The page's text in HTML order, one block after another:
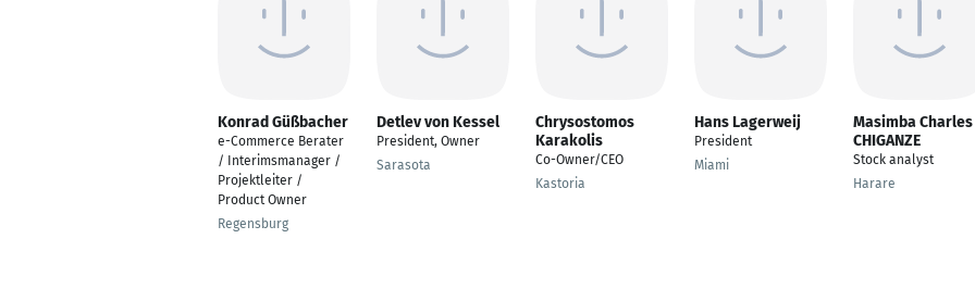
Konrad Güßbacher
e-Commerce Berater
/ Interimsmanager /
Projektleiter /
Product Owner
Regensburg
Detlev von Kessel
President, Owner
Sarasota
Chrysostomos
Karakolis
Co-Owner/CEO
Kastoria
Hans Lagerweij
President
Miami
Masimba Charles
CHIGANZE
Stock analyst
Harare